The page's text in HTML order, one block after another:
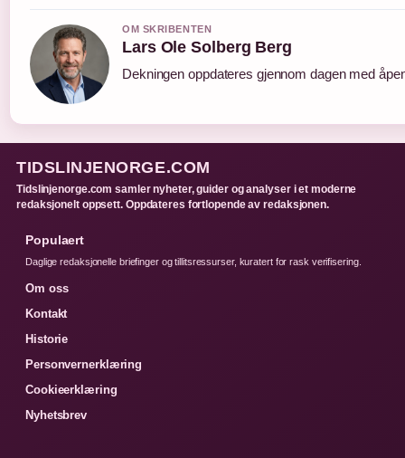
OM SKRIBENTEN
Lars Ole Solberg Berg
Dekningen oppdateres gjennom dagen med
TIDSLINJENORGE.COM
Tidslinjenorge.com samler nyheter, guider og analyser i et moderne
redaksjonelt oppsett. Oppdateres fortlopende av redaksjonen.
Populaert
Daglige redaksjonelle briefinger og tillitsressurser, kuratert for rask verifisering.
Om oss
Kontakt
Historie
Personvernerklæring
Cookieerklæring
Nyhetsbrev